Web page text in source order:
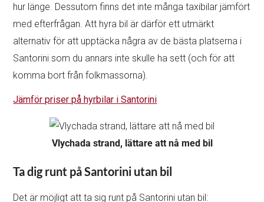
hur länge. Dessutom finns det inte många taxibilar jämfört
med efterfrågan. Att hyra bil är därför ett utmärkt
alternativ för att upptäcka några av de bästa platserna i
Santorini som du annars inte skulle ha sett (och för att
komma bort från folkmassorna).
Jämför priser på hyrbilar i Santorini
Vlychada strand, lättare att nå med bil
Ta dig runt på Santorini utan bil
Det är möjligt att ta sig runt på Santorini utan bil: